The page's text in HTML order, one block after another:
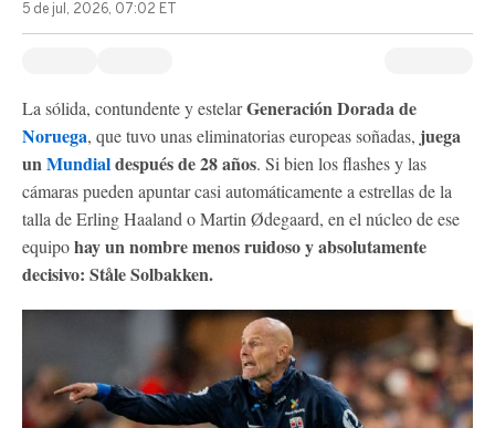
5 de jul, 2026, 07:02 ET
La sólida, contundente y estelarGeneración Dorada de
Noruega, que tuvo unas eliminatorias europeas soñadas, juega
unMundialdespués de 28 años. Si bien los flashes y las
cámaras pueden apuntar casi automáticamente a estrellas de la
talla de Erling Haaland o Martin Ødegaard, en el núcleo de ese
equipohay un nombre menos ruidoso y absolutamente
decisivo: Ståle Solbakken.